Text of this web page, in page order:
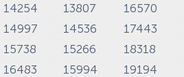
14254 13807 16570
14997 14536 17443
15738 15266 18318
16483 15994 19194